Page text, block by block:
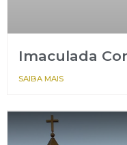
Imaculada
SAIBA MAIS